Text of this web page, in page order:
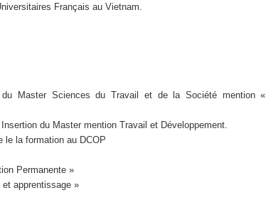
Français au Vietnam.
du Master Sciences du Travail et de la Société mention «
du Master mention Travail et Développement.
le la formation au DCOP
Permanente »
apprentissage »